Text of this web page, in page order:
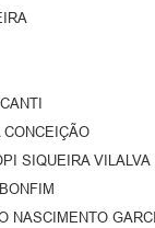
CONCEIÇÃO
SIQUEIRA VILALVA
NASCIMENTO